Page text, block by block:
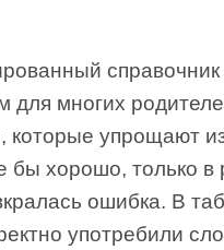
справочник
для многих
которые упрощают
бы хорошо, только в
ошибка. В
употребили